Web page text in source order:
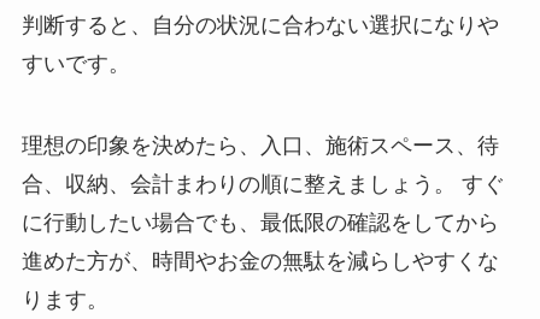
判断すると、自分の状況に合わない選択になりや
すいです。
理想の印象を決めたら、入口、施術スペース、待
合、収納、会計まわりの順に整えましょう。 すぐ
に行動したい場合でも、最低限の確認をしてから
進めた方が、時間やお金の無駄を減らしやすくな
ります。